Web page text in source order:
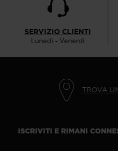
SERVIZIO CLIENTI
Lunedì - Venerdì
TROVA
ISCRIVITI E RIMANI